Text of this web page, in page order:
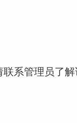
系管理员了